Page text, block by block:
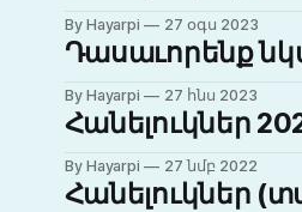
By Hayarpi 27 օգս 2023
Դասաւորենք
By Hayarpi 27 հնս 2023
Հանելուկներ
By Hayarpi 27 նմբ 2022
Հանելուկներ